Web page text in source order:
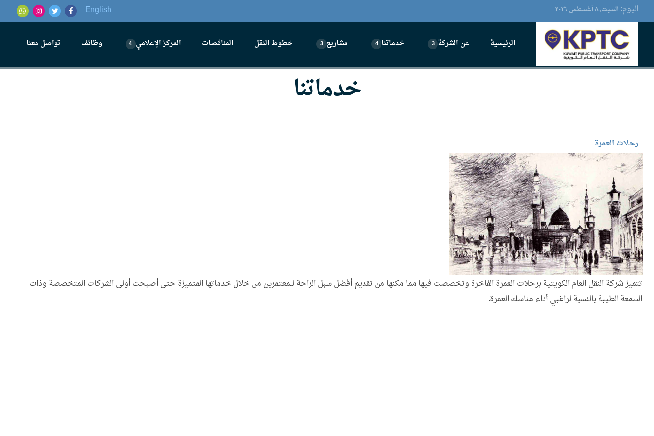
اليوم: السبت, ٨ أغسطس ۲٠۲٦ English
الرئيسية عن الشركة 3 خدماتنا 4 مشاريع 3 خطوط النقل المناقصات المركز الإعلامي 4 وظائف تواصل معنا
خدماتنا
رحلات العمرة
تتميز شركة النقل العام الكويتية برحلات العمرة الفاخرة وتخصصت فيها مما مكنها من تقديم أفضل سبل الراحة للمعتمرين من خلال خدماتها المتميزة حتى أصبحت أولى الشركات المتخصصة وذات
السمعة الطيبة بالنسبة لراغبي أداء مناسك العمرة.